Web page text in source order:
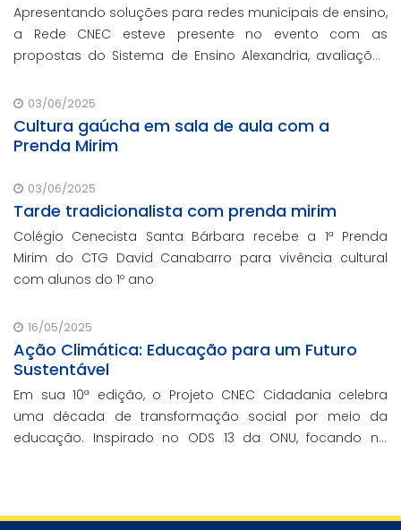
Apresentando soluções para redes municipais de ensino,
a Rede CNEC esteve presente no evento com as
propostas do Sistema de Ensino Alexandria, avaliações
escolar e parcerias com prefeituras durante ev
03/06/2025
Cultura gaúcha em sala de aula com a
Prenda Mirim
03/06/2025
Tarde tradicionalista com prenda mirim
Colégio Cenecista Santa Bárbara recebe a 1ª Prenda
Mirim do CTG David Canabarro para vivência cultural
com alunos do 1º ano
16/05/2025
Ação Climática: Educação para um Futuro
Sustentável
Em sua 10ª edição, o Projeto CNEC Cidadania celebra
uma década de transformação social por meio da
educação. Inspirado no ODS 13 da ONU, focando no